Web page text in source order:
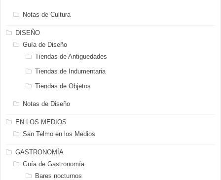
Notas de Cultura
DISEÑO
Guía de Diseño
Tiendas de Antiguedades
Tiendas de Indumentaria
Tiendas de Objetos
Notas de Diseño
EN LOS MEDIOS
San Telmo en los Medios
GASTRONOMÍA
Guía de Gastronomía
Bares nocturnos